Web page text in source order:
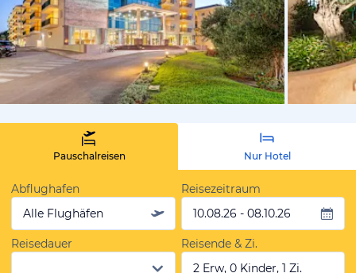
vom
Pauschalreisen Nur Hotel
Abflughafen
Alle Flughäfen
Reisezeitraum
10.08.26 - 08.10.26
Reisedauer
Reisende & Zi.
2 Erw, 0 Kinder, 1 Zi.